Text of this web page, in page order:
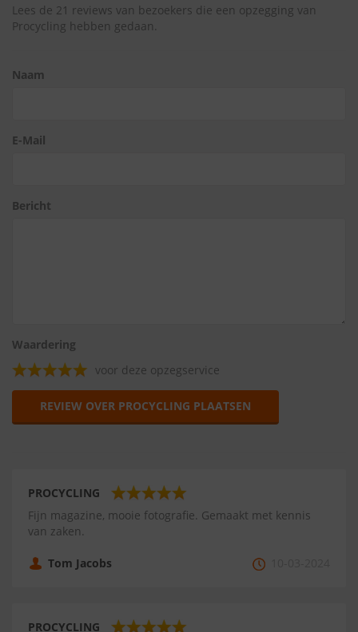
Lees de 21 reviews van bezoekers die een opzegging van
Procycling hebben gedaan.
Naam
E-Mail
Bericht
Waardering
voor deze opzegservice
REVIEW OVER PROCYCLING PLAATSEN
PROCYCLING
Fijn magazine, mooie fotografie. Gemaakt met kennis
van zaken.
Tom Jacobs
PROCYCLING